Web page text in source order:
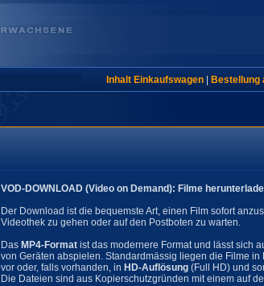
Inhalt Einkaufswagen| Bestellung
VOD-DOWNLOAD (Video on Demand): Filme
Der Download ist die bequemste Art, einen Film sofort
Videothek zu gehen oder auf den Postboten zu warten.
Das MP4-Format ist das modernere Format und lässt sich
von Geräten abspielen. Standardmässig liegen die Filme in
vor oder, falls vorhanden, in HD-Auflösung (Full HD) und
Die Dateien sind aus Kopierschutzgründen mit einem auf